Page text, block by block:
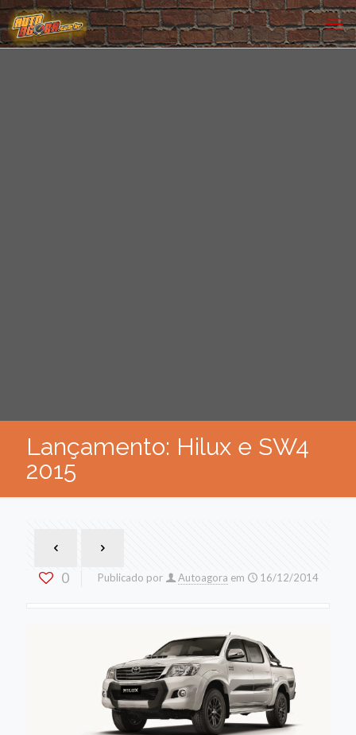
Lançamento: Hilux e SW4
2015
0 Publicado por Autoagora em 16/12/2014